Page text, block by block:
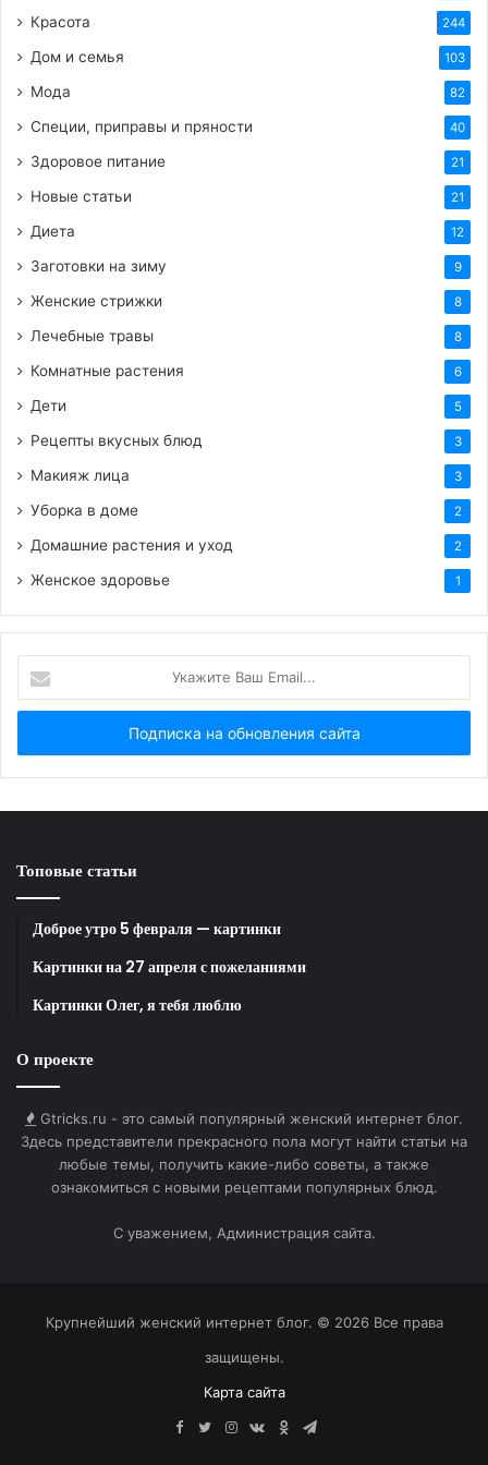
HTML-код для вставки на сайт и блог:
Ссылка на изображение:
Приятных тебе эмоций.
HTML-код для вставки на сайт и блог:
Ссылка на изображение:
Спокойной ночи!
BB-код для вставки на форум:
Ссылка на изображение:
Доброе утро 21 июня!
HTML-код для вставки на сайт и блог:
BB-код для вставки на форум:
Занимательный маленький утенок.
HTML-код для вставки на сайт и блог:
Ссылка на изображение:
Красота 244
Дом и семья 103
Мода 82
Специи, приправы и пряности 40
Здоровое питание 21
Новые статьи 21
Диета 12
Заготовки на зиму 9
Женские стрижки 8
Лечебные травы 8
Комнатные растения 6
Дети 5
Рецепты вкусных блюд 3
Макияж лица 3
Уборка в доме 2
Домашние растения и уход 2
Женское здоровье 1
Ваш
Email...
Топовые статьи
Доброе утро 5 февраля — картинки
Картинки на 27 апреля с пожеланиями
Картинки Олег, я тебя люблю
О проекте
Gtricks.ru - это самый популярный женский интернет блог.
Здесь представители прекрасного пола могут найти статьи на
любые темы, получить какие-либо советы, а также
ознакомиться с новыми рецептами популярных блюд.
С уважением, Администрация сайта.
Крупнейший женский интернет блог. © 2026 Все права
защищены.
Карта сайта
Facebook
TwitterInstagram
vk.comОдноклассники
Telegram